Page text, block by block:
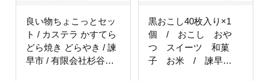
良い物ちょこっとセッ
ト / カステラ かすてら
どら焼き どらやき / 諫
早市 / 有限会社杉谷本
黒おこし40枚入り×1
個 / おこし おや
つ スイーツ 和菓
子 お米 / 諫早